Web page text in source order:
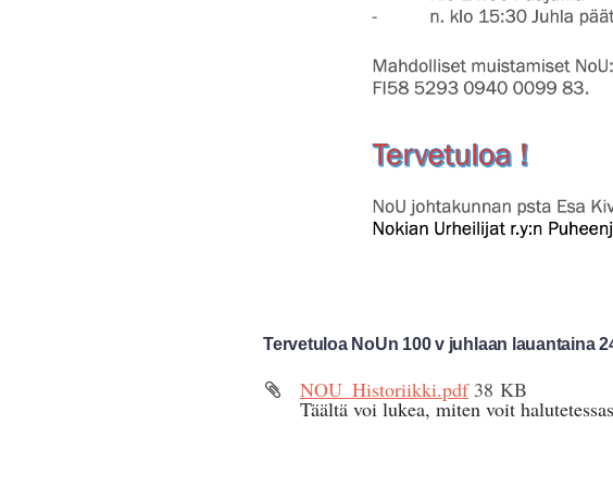
Tervetuloa NoUn 100 v juhlaan lauantaina
NOU_Historiikki.pdf 38 KB
Täältä voi lukea, miten voit